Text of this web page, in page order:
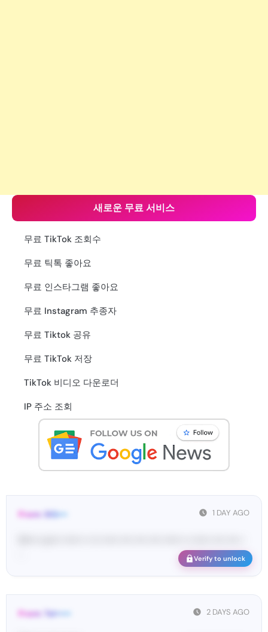
새로운 무료 서비스
무료 TikTok 조회수
무료 틱톡 좋아요
무료 인스타그램 좋아요
무료 Instagram 추종자
무료 Tiktok 공유
무료 TikTok 저장
TikTok 비디오 다운로더
IP 주소 조회
1 DAY AGO
From: SIG•••
Verify to unlock
2 DAYS AGO
From: Tel•••••